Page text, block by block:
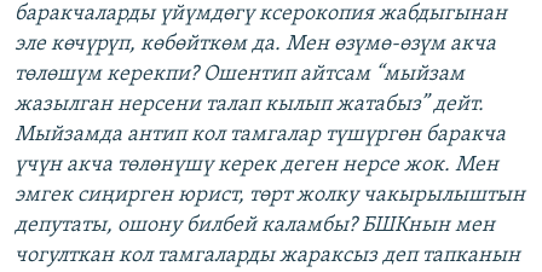
баракчаларды үйүмдөгү ксерокопия жабдыгынан
эле көчүрүп, көбөйткөм да. Мен өзүмө-өзүм акча
төлөшүм керекпи? Ошентип айтсам “мыйзам
жазылган нерсени талап кылып жатабыз” дейт.
Мыйзамда антип кол тамгалар түшүргөн баракча
үчүн акча төлөнүшү керек деген нерсе жок. Мен
эмгек сиңирген юрист, төрт жолку чакырылыштын
депутаты, ошону билбей каламбы? БШКнын мен
чогулткан кол тамгаларды жараксыз деп тапканын